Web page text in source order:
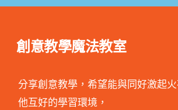
創意教學魔法教室
分享創意教學，希望能與同好激起火
他互好的學習環境，